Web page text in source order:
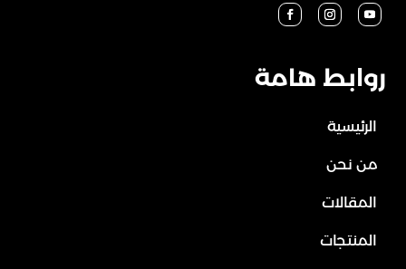
روابط هامة
الرئيسية
من نحن
المقالات
المنتجات